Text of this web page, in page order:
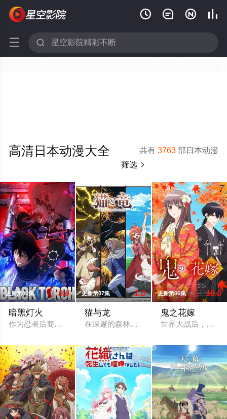
   
 
共有3763 部日本动漫
高清日本动漫大全
筛选 
更新第06集 9.0
暗黑灯火
作为忍者后裔被祖父抚养长大、拥有与动物对话能力的高中生·
更新第07集 1.0
猫与龙
在深邃的森林深处，一只会喷火的龙，与
更新第06集 10.0
鬼之花嫁
世界大战后，一群